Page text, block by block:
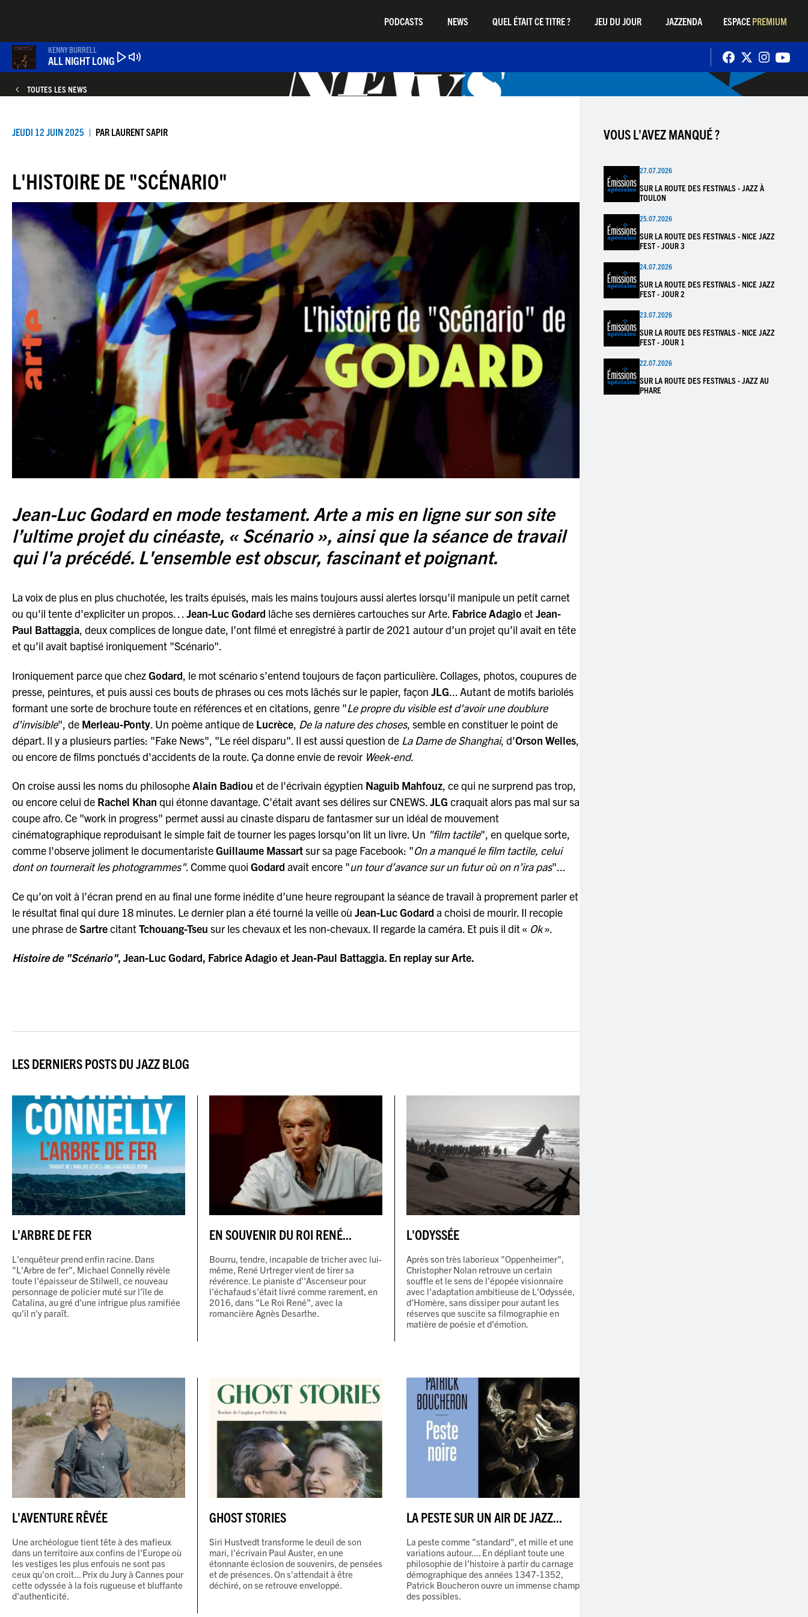
principal
PODCASTS NEWS QUEL ÉTAIT CE TITRE ? JEU DU JOUR JAZZENDA ESPACE PREMIUM
KENNY BURRELL
ALL NIGHT LONG
TOUTES LES NEWS
JEUDI 12 JUIN 2025 PAR LAURENT SAPIR
L'HISTOIRE DE "SCÉNARIO"
Jean-Luc Godard en mode testament. Arte a mis en ligne sur son site
l’ultime projet du cinéaste, « Scénario », ainsi que la séance de travail
qui l'a précédé. L'ensemble est obscur, fascinant et poignant.
La voix de plus en plus chuchotée, les traits épuisés, mais les mains toujours aussi alertes lorsqu'il manipule un petit carnet
ou qu'il tente d'expliciter un propos… Jean-Luc Godard lâche ses dernières cartouches sur Arte. Fabrice Adagio etJean-
Paul Battaggia, deux complices de longue date, l’ont filmé et enregistré à partir de 2021 autour d’un projet qu’il avait en tête
et qu’il avait baptisé ironiquement "Scénario".
Ironiquement parce que chezGodard , le mot scénario s’entend toujours de façon particulière. Collages, photos, coupures de
presse, peintures, et puis aussi ces bouts de phrases ou ces mots lâchés sur le papier, façon JLG ... Autant de motifs bariolés
formant une sorte de brochure toute en références et en citations, genre "Le propre du visible est d'avoir une doublure
d'invisible", de Merleau-Ponty . Un poème antique de Lucrèce De la nature des choses, semble en constituer le point de
départ. Il y a plusieurs parties: "Fake News", "Le réel disparu". Il est aussi question de La Dame de Shanghai, d'Orson Welles
ou encore de films ponctués d'accidents de la route. Ça donne envie de revoir Week-end.
On croise aussi les noms du philosopheAlain Badiou et de l'écrivain égyptien Naguib Mahfouz, ce qui ne surprend pas trop,
ou encore celui de Rachel Khan qui étonne davantage. C'était avant ses délires sur CNEWS.JLG craquait alors pas mal sur sa
coupe afro. Ce "work in progress" permet aussi au cinaste disparu de fantasmer sur un idéal de mouvement
cinématographique reproduisant le simple fait de tourner les pages lorsqu'on lit un livre. Un "film tactile", en quelque sorte,
comme l'observe joliment le documentaristeGuillaume Massartsur sa page Facebook: "On a manqué le film tactile, celui
dont on tournerait les photogrammes". Comme quoi Godard avait encore "un tour d’avance sur un futur où on n’ira pas"...
Ce qu’on voit à l’écran prend en au final une forme inédite d’une heure regroupant la séance de travail à proprement parler et
le résultat final qui dure 18 minutes. Le dernier plan a été tourné la veille où Jean-Luc Godard a choisi de mourir. Il recopie
une phrase deSartrecitantTchouang-Tseu sur les chevaux et les non-chevaux. Il regarde la caméra. Et puis il dit « Ok».
Histoire de "Scénario", Jean-Luc Godard, Fabrice Adagio et Jean-Paul Battaggia. En replay sur Arte.
LES DERNIERS POSTS DU JAZZ BLOG
L'ARBRE DE FER
L'enquêteur prend enfin racine. Dans
"L'Arbre de fer", Michael Connelly révèle
toute l'épaisseur de Stilwell, ce nouveau
personnage de policier muté sur l'île de
Catalina, au gré d'une intrigue plus ramifiée
qu'il n'y paraît.
EN SOUVENIR DU ROI RENÉ...
Bourru, tendre, incapable de tricher avec lui-
même, René Urtreger vient de tirer sa
révérence. Le pianiste d''Ascenseur pour
l'échafaud s'était livré comme rarement, en
2016, dans "Le Roi René", avec la
romancière Agnès Desarthe.
L'ODYSSÉE
Après son très laborieux "Oppenheimer",
Christopher Nolan retrouve un certain
souffle et le sens de l'épopée visionnaire
avec l'adaptation ambitieuse de L'Odyssée,
d'Homère, sans dissiper pour autant les
réserves que suscite sa filmographie en
matière de poésie et d'émotion.
L'AVENTURE RÊVÉE
Une archéologue tient tête à des mafieux
dans un territoire aux confins de l'Europe où
les vestiges les plus enfouis ne sont pas
ceux qu'on croit... Prix du Jury à Cannes pour
cette odyssée à la fois rugueuse et bluffante
d'authenticité.
GHOST STORIES
Siri Hustvedt transforme le deuil de son
mari, l'écrivain Paul Auster, en une
étonnante éclosion de souvenirs, de pensées
et de présences. On s'attendait à être
déchiré, on se retrouve enveloppé.
LA PESTE SUR UN AIR DE JAZZ...
La peste comme "standard", et mille et une
variations autour.... En dépliant toute une
philosophie de l’histoire à partir du carnage
démographique des années 1347-1352,
Patrick Boucheron ouvre un immense champ
des possibles.
VOUS L'AVEZ MANQUÉ ?
27.07.2026
SUR LA ROUTE DES FESTIVALS - JAZZ À
TOULON
25.07.2026
SUR LA ROUTE DES FESTIVALS - NICE JAZZ
FEST - JOUR 3
24.07.2026
SUR LA ROUTE DES FESTIVALS - NICE JAZZ
FEST - JOUR 2
23.07.2026
SUR LA ROUTE DES FESTIVALS - NICE JAZZ
FEST - JOUR 1
22.07.2026
SUR LA ROUTE DES FESTIVALS - JAZZ AU
PHARE